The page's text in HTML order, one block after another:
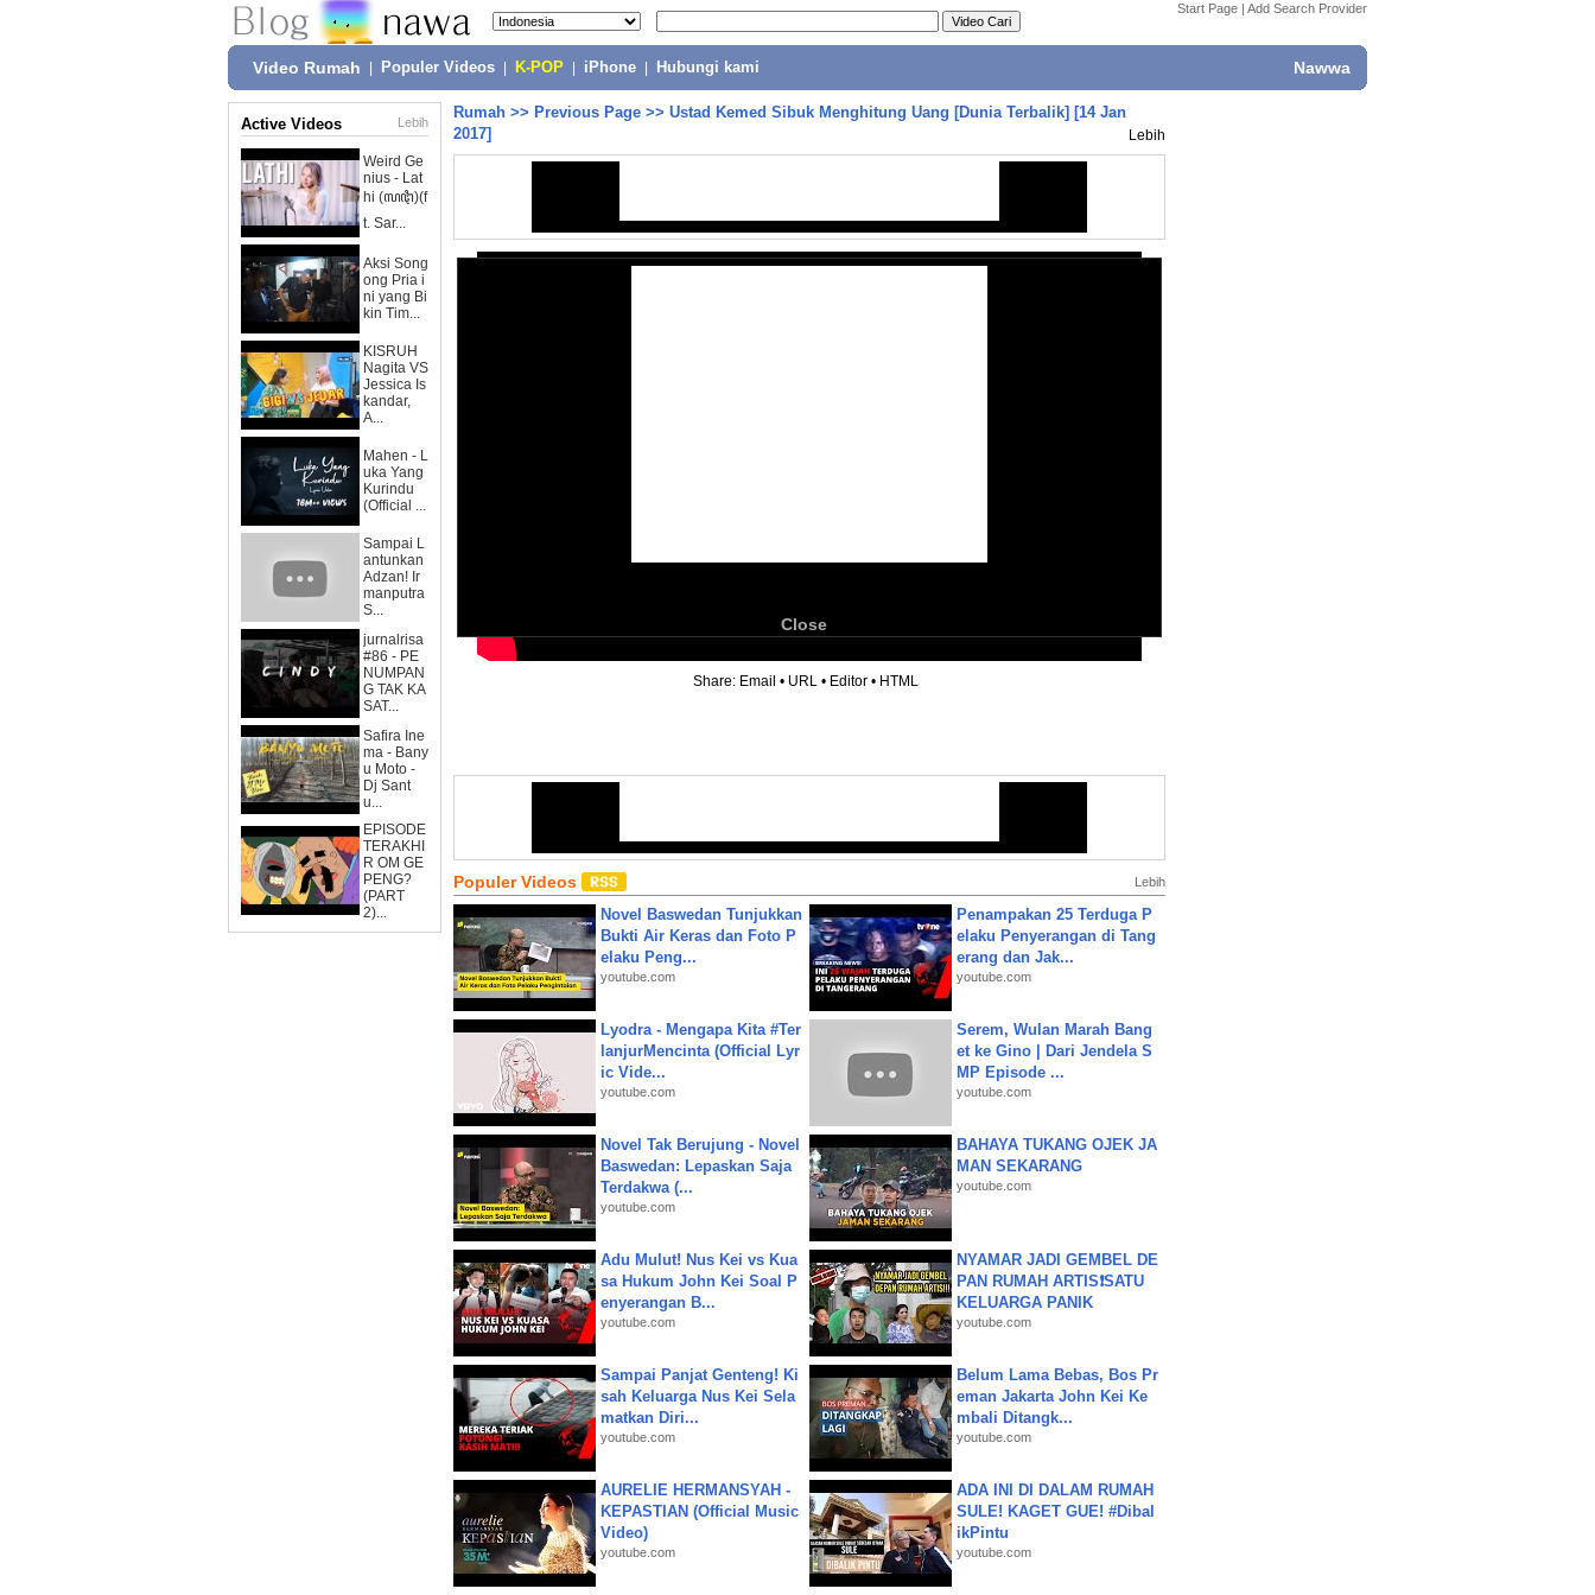
Start Page | Add Search Provider
Video Rumah Populer Videos K-POP iPhone Hubungi kami Nawwa
Active Videos Lebih
Weird Ge
nius - Lat
hi (ꦭꦛꦶ)(f
t. Sar...
Aksi Song
ong Pria i
ni yang Bi
kin Tim...
KISRUH
Nagita VS
Jessica Is
kandar,
A...
Mahen - L
uka Yang
Kurindu
(Official ...
Sampai L
antunkan
Adzan! Ir
manputra
S...
jurnalrisa
#86 - PE
NUMPAN
G TAK KA
SAT...
Safira Ine
ma - Bany
u Moto -
Dj Sant
u...
EPISODE
TERAKHI
R OM GE
PENG?
(PART
2)...
Rumah >> Previous Page >> Ustad Kemed Sibuk Menghitung Uang [Dunia Terbalik] [14 Jan
2017]
Lebih
Close
Share: Email • URL • Editor • HTML
Populer Videos Lebih
Novel Baswedan Tunjukkan
Bukti Air Keras dan Foto P
elaku Peng...
youtube.com
Penampakan 25 Terduga P
elaku Penyerangan di Tang
erang dan Jak...
youtube.com
Lyodra - Mengapa Kita #Ter
lanjurMencinta (Official Lyr
ic Vide...
youtube.com
Serem, Wulan Marah Bang
et ke Gino | Dari Jendela S
MP Episode ...
youtube.com
Novel Tak Berujung - Novel
Baswedan: Lepaskan Saja
Terdakwa (...
youtube.com
BAHAYA TUKANG OJEK JA
MAN SEKARANG
youtube.com
Adu Mulut! Nus Kei vs Kua
sa Hukum John Kei Soal P
enyerangan B...
youtube.com
NYAMAR JADI GEMBEL DE
PAN RUMAH ARTIS❗SATU
KELUARGA PANIK
youtube.com
Sampai Panjat Genteng! Ki
sah Keluarga Nus Kei Sela
matkan Diri...
youtube.com
Belum Lama Bebas, Bos Pr
eman Jakarta John Kei Ke
mbali Ditangk...
youtube.com
AURELIE HERMANSYAH -
KEPASTIAN (Official Music
Video)
youtube.com
ADA INI DI DALAM RUMAH
SULE! KAGET GUE! #Dibal
ikPintu
youtube.com